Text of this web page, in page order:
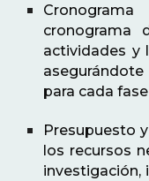
cronograma
actividades y
para cada
Presupuesto
los recursos
investigación,